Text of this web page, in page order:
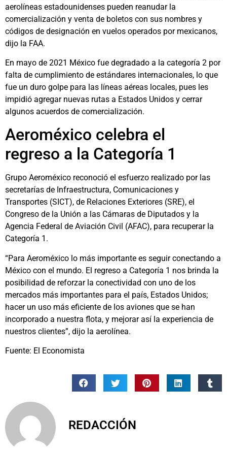
aerolíneas estadounidenses pueden reanudar la
comercialización y venta de boletos con sus nombres y
códigos de designación en vuelos operados por mexicanos,
dijo la FAA.
En mayo de 2021 México fue degradado a la categoría 2 por
falta de cumplimiento de estándares internacionales, lo que
fue un duro golpe para las líneas aéreas locales, pues les
impidió agregar nuevas rutas a Estados Unidos y cerrar
algunos acuerdos de comercialización.
Aeroméxico celebra el
regreso a la Categoría 1
Grupo Aeroméxico reconoció el esfuerzo realizado por las
secretarías de Infraestructura, Comunicaciones y
Transportes (SICT), de Relaciones Exteriores (SRE), el
Congreso de la Unión a las Cámaras de Diputados y la
Agencia Federal de Aviación Civil (AFAC), para recuperar la
Categoría 1.
“Para Aeroméxico lo más importante es seguir conectando a
México con el mundo. El regreso a Categoría 1 nos brinda la
posibilidad de reforzar la conectividad con uno de los
mercados más importantes para el país, Estados Unidos;
hacer un uso más eficiente de los aviones que se han
incorporado a nuestra flota, y mejorar así la experiencia de
nuestros clientes”, dijo la aerolínea.
Fuente: El Economista
REDACCIÓN